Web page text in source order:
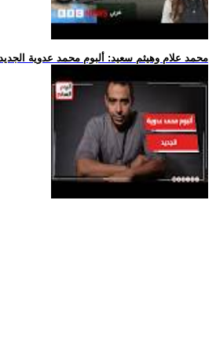
.. محمد علام وهيثم سعيد: ألبوم محمد عدوية